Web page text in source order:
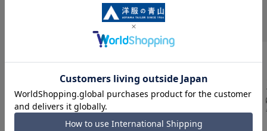
INFORMATION